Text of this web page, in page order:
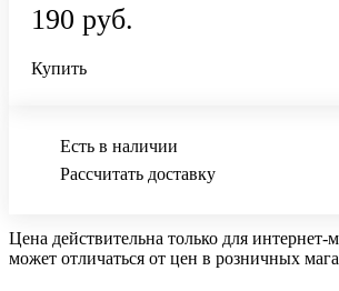
190 руб.
Купить
Есть в наличии
Рассчитать доставку
Цена действительна только для интернет-
может отличаться от цен в розничных